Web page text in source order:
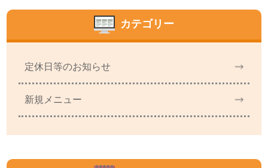
カテゴリー
定休日等のお知らせ
新規メニュー